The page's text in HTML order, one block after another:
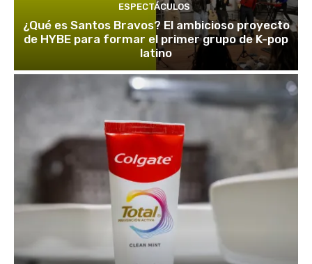
ESPECTÁCULOS
¿Qué es Santos Bravos? El ambicioso proyecto
de HYBE para formar el primer grupo de K-pop
latino